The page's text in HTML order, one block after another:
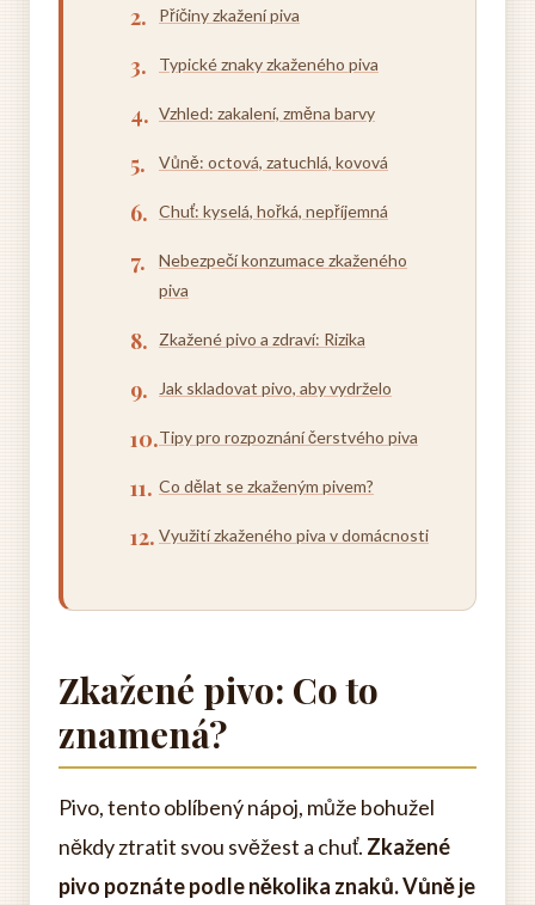
Příčiny zkažení piva
Typické znaky zkaženého piva
Vzhled: zakalení, změna barvy
Vůně: octová, zatuchlá, kovová
Chuť: kyselá, hořká, nepříjemná
Nebezpečí konzumace zkaženého
piva
Zkažené pivo a zdraví: Rizika
Jak skladovat pivo, aby vydrželo
Tipy pro rozpoznání čerstvého piva
Co dělat se zkaženým pivem?
Využití zkaženého piva v domácnosti
Zkažené pivo: Co to
znamená?
Pivo, tento oblíbený nápoj, může bohužel
někdy ztratit svou svěžest a chuť. Zkažené
pivo poznáte podle několika znaků. Vůně je